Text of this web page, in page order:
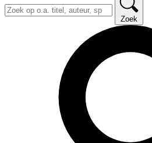
Zoek